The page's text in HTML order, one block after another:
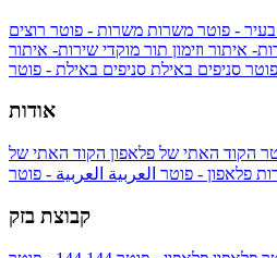
- פוטר משרות משרות - פוטר רוצים
איתור וזימון תור מוקדי שירות- איתור
סניפים באילת סניפים באילת - פוטר
אודות
הקוד האתי של פלאפון הקוד האתי של
פלאפון - פוטר العربية العربية - פוטר
קבוצת בזק